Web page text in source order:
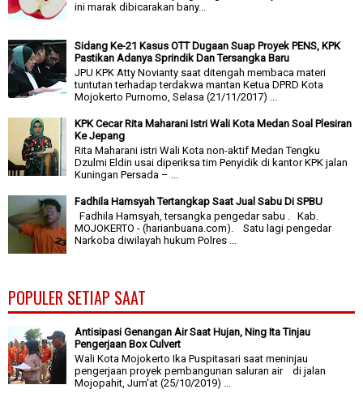
ini marak dibicarakan bany...
Sidang Ke-21 Kasus OTT Dugaan Suap Proyek PENS, KPK
Pastikan Adanya Sprindik Dan Tersangka Baru
JPU KPK Atty Novianty saat ditengah membaca materi
tuntutan terhadap terdakwa mantan Ketua DPRD Kota
Mojokerto Purnomo, Selasa (21/11/2017) ...
KPK Cecar Rita Maharani Istri Wali Kota Medan Soal Plesiran
Ke Jepang
Rita Maharani istri Wali Kota non-aktif Medan Tengku
Dzulmi Eldin usai diperiksa tim Penyidik di kantor KPK jalan
Kuningan Persada – ...
Fadhila Hamsyah Tertangkap Saat Jual Sabu Di SPBU
Fadhila Hamsyah, tersangka pengedar sabu . Kab.
MOJOKERTO - (harianbuana.com). Satu lagi pengedar
Narkoba diwilayah hukum Polres ...
POPULER SETIAP SAAT
Antisipasi Genangan Air Saat Hujan, Ning Ita Tinjau
Pengerjaan Box Culvert
Wali Kota Mojokerto Ika Puspitasari saat meninjau
pengerjaan proyek pembangunan saluran air di jalan
Mojopahit, Jum'at (25/10/2019) ...